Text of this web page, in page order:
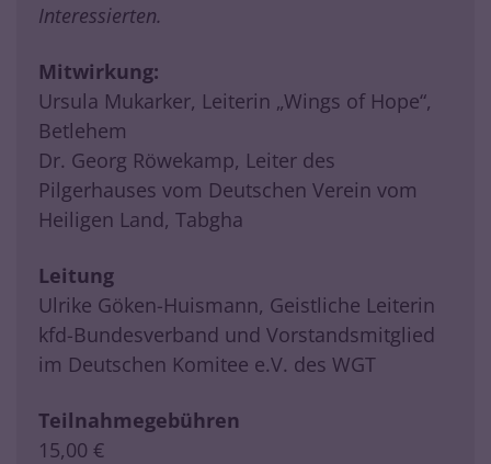
Interessierten.
Mitwirkung:
Ursula Mukarker, Leiterin „Wings of Hope“,
Betlehem
Dr. Georg Röwekamp, Leiter des
Pilgerhauses vom Deutschen Verein vom
Heiligen Land, Tabgha
Leitung
Ulrike Göken-Huismann, Geistliche Leiterin
kfd-Bundesverband und Vorstandsmitglied
im Deutschen Komitee e.V. des WGT
Teilnahmegebühren
15,00 €